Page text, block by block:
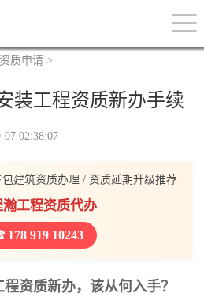
质申请 >
装工程资质新办手续
07 02:38:07
建筑资质办理 / 资质延期升级推荐
工程资质代办
919 10243
资质新办，该从何入手？